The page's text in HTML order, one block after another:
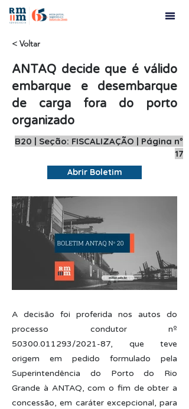
< Voltar
ANTAQ decide que é válido
embarque e desembarque
de carga fora do porto
organizado
B20 | Seção: FISCALIZAÇÃO | Página nº
17
Abrir Boletim
A decisão foi proferida nos autos do
processo condutor nº
50300.011293/2021-87, que teve
origem em pedido formulado pela
Superintendência do Porto do Rio
Grande à ANTAQ, com o fim de obter a
concessão, em caráter excepcional, para